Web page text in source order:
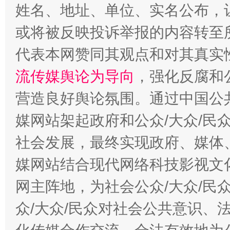
在谋一域中谋全局
今年
姓名、地址、单位、实名公布
或将被反映投诉举报的内容转
代表本网赞同其观点和对其真实
流传媒舆论为导向 ，强化反腐
营造良好舆论氛围。通过中国
媒网站架起政府和公众/大众/民
社会发展，最终实现政府、媒
媒网站结合现代网络科技影视
网主阵地，为社会公众/大众/民
众/大众/民众对社会公共意识、